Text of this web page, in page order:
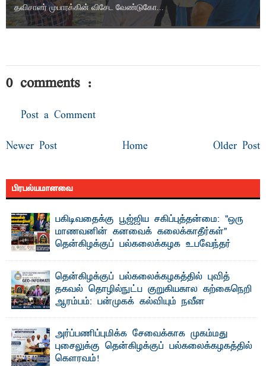
தவிசாளர் முபாரக்கின் விசேட வேண்டுகோ...
0 comments :
Post a Comment
Newer Post Older Post
Home
பிரபல்யமானவை
பகிடிவதைக்கு பூஜ்ஜிய சகிப்புத்தன்மை: "ஒரு
மாணவனின் கனவைக் கலைக்காதீர்கள்" –
தென்கிழக்குப் பல்கலைக்கழக உபவேந்தர்
"ஒ ரு மாணவனின் அல்லது மாணவியின் கனவு என்னால்
கலைக்கப்படாது" என்ற உறுதியை ஒவ்வொரு மாணவரும் ...
தென்கிழக்குப் பல்கலைக்கழகத்தில் புவித்
தகவல் தொழில்நுட்ப குறுகியகால கற்கைநெறி
ஆரம்பம்: பன்முகக் கல்வியும் நவீன
பேராசிரியர் எம். எம். பாஸில்
தெ ன்கிழக்குப் பல்கலைக்கழகத்தின் கலை மற்றும் கலாசார
பீடத்தின் புவியியல் துறையினால் ...
அர்ப்பணிப்புமிக்க சேவைக்காக முகம்மது
புசைலுக்கு தென்கிழக்குப் பல்கலைக்கழகத்தில்
கௌரவம்!